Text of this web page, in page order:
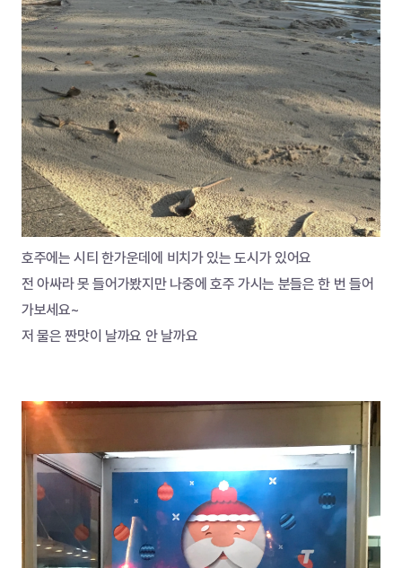
호주에는 시티 한가운데에 비치가 있는 도시가 있어요
전 아싸라 못 들어가봤지만 나중에 호주 가시는 분들은 한 번 들어
가보세요~
저 물은 짠맛이 날까요 안 날까요